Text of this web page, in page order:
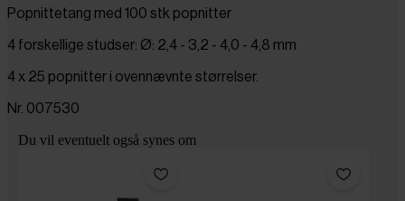
Popnittetang med 100 stk popnitter
4 forskellige studser: Ø: 2,4 - 3,2 - 4,0 - 4,8 mm
4 x 25 popnitter i ovennævnte størrelser.
Nr. 007530
Du vil eventuelt også synes om